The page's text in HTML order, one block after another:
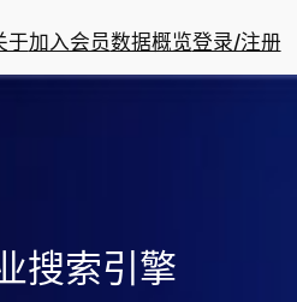
于加入会员数据概览登录/注册
搜索引擎